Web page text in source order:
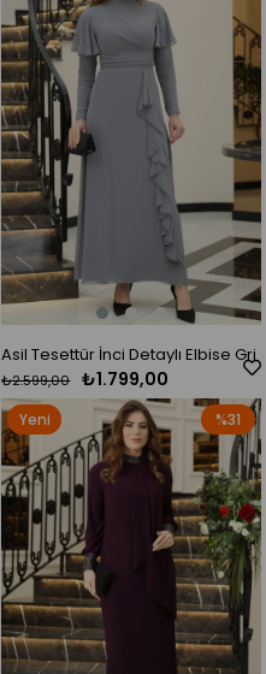
Asil Tesettür İnci Detaylı Elbise Gri
₺1.799,00
₺2.599,00
%31
Yeni
Ürün